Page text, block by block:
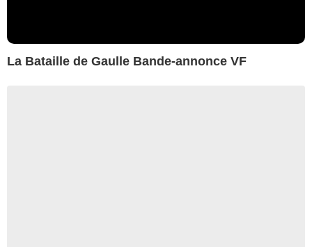
La Bataille de Gaulle Bande-annonce VF